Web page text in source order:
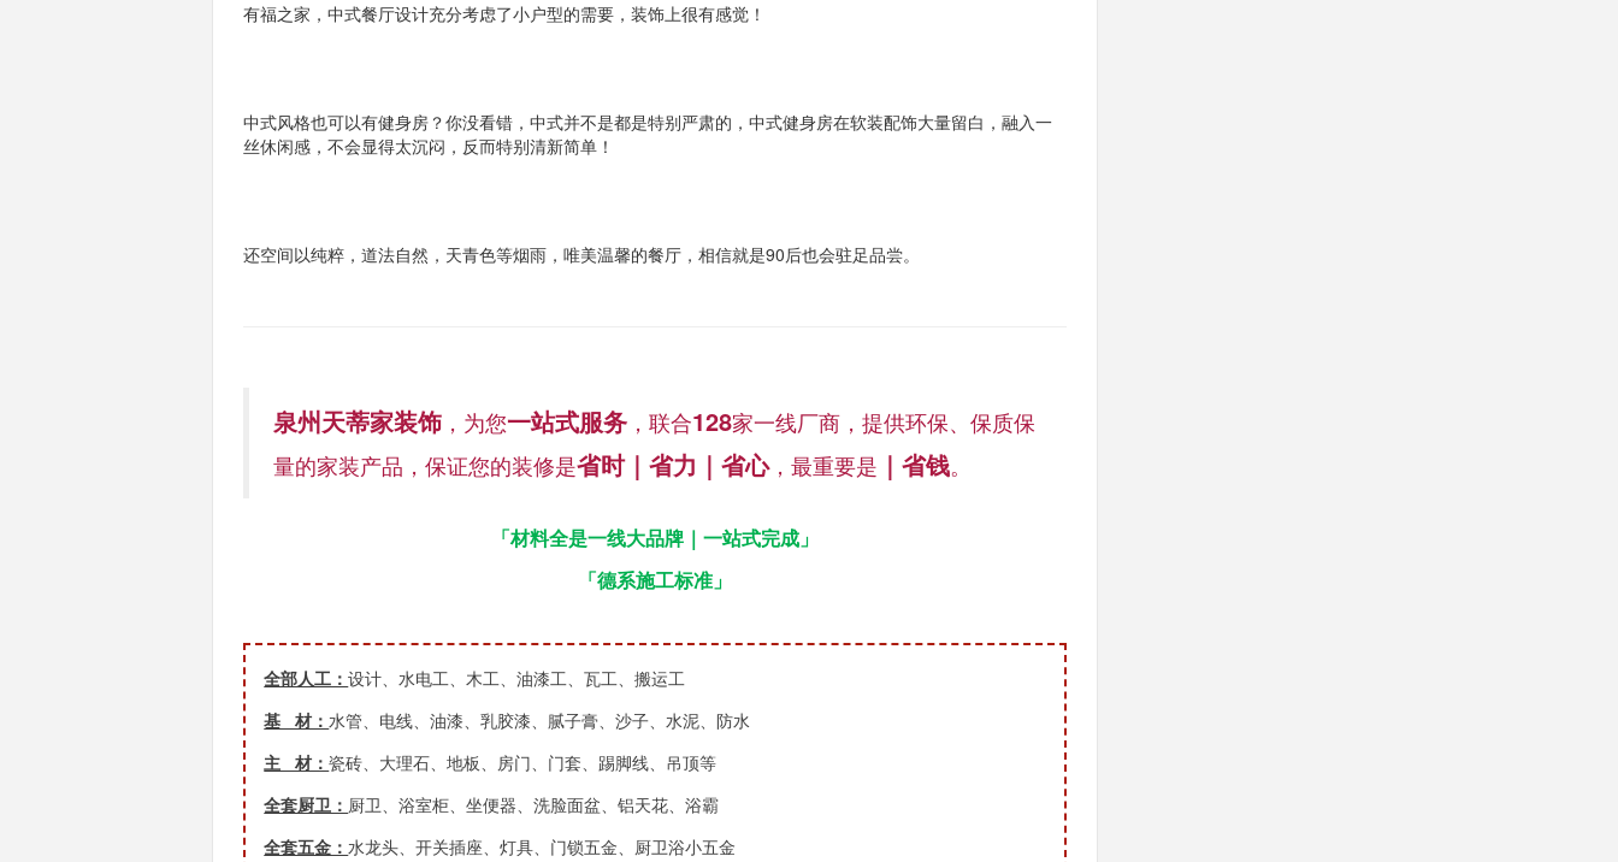
有福之家，中式餐厅设计充分考虑了小户型的需要，装饰上很有感觉！
中式风格也可以有健身房？你没看错，中式并不是都是特别严肃的，中式健身房在软装配饰大量留白，融入一
丝休闲感，不会显得太沉闷，反而特别清新简单！
还空间以纯粹，道法自然，天青色等烟雨，唯美温馨的餐厅，相信就是90后也会驻足品尝。
泉州天蒂家装饰 ，为您一站式服务 ，联合128家一线厂商，提供环保、保质保
量的家装产品，保证您的装修是省时｜省力｜省心，最重要是 ｜省钱。
「材料全是一线大品牌｜一站式完成 」
「德系施工标准」
全部人工：设计、水电工、木工、油漆工、瓦工、搬运工
基 材：水管、电线、油漆、乳胶漆、腻子膏、沙子、水泥、防水
主 材：瓷砖、大理石、地板、房门、门套、踢脚线、吊顶等
全套厨卫： 厨卫、浴室柜、坐便器、洗脸面盆、铝天花、浴霸
全套五金：水龙头、开关插座、灯具、门锁五金、厨卫浴小五金